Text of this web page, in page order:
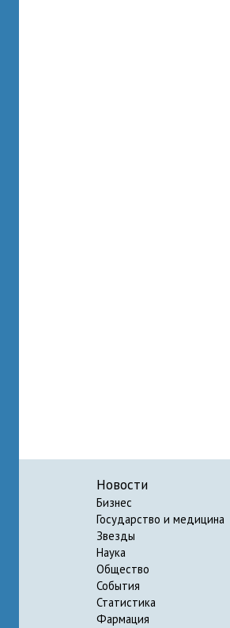
Новости
Бизнес
Государство и медицина
Звезды
Наука
Общество
События
Статистика
Фармация